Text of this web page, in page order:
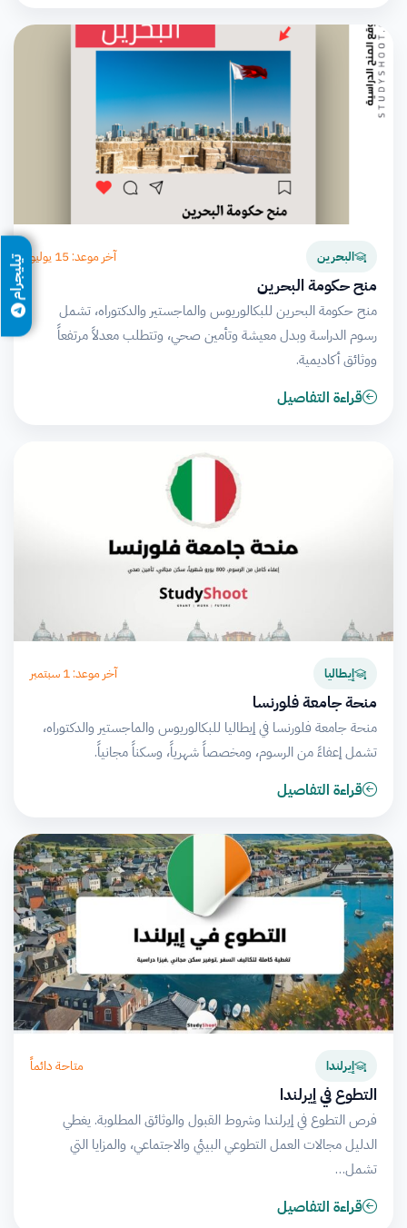
البحرين آخر موعد: 15 يوليو
منح حكومة البحرين
منح حكومة البحرين للبكالوريوس والماجستير والدكتوراه، تشمل
رسوم الدراسة وبدل معيشة وتأمين صحي، وتتطلب معدلاً مرتفعاً
ووثائق أكاديمية.
قراءة التفاصيل
إيطاليا آخر موعد: 1 سبتمبر
منحة جامعة فلورنسا
منحة جامعة فلورنسا في إيطاليا للبكالوريوس والماجستير والدكتوراه،
تشمل إعفاءً من الرسوم، ومخصصاً شهرياً، وسكناً مجانياً.
قراءة التفاصيل
إيرلندا متاحة دائماً
التطوع في إيرلندا
فرص التطوع في إيرلندا وشروط القبول والوثائق المطلوبة. يغطي
الدليل مجالات العمل التطوعي البيئي والاجتماعي، والمزايا التي
تشمل…
قراءة التفاصيل
تيليجرام